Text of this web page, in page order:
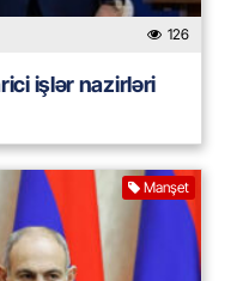
126
işlər nazirləri
Manşet